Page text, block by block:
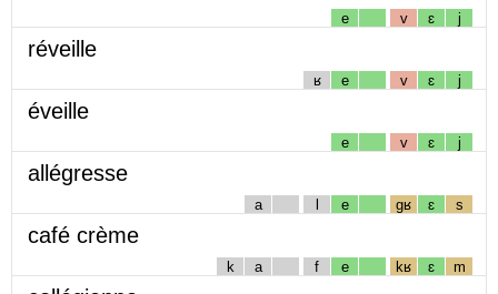
e v ɛ j
réveille
ʁ e v ɛ j
éveille
e v ɛ j
allégresse
a l e gʁ ɛ s
café crème
k a f e kʁ ɛ m